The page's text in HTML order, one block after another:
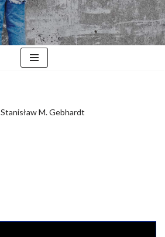
Stanisław M. Gebhardt